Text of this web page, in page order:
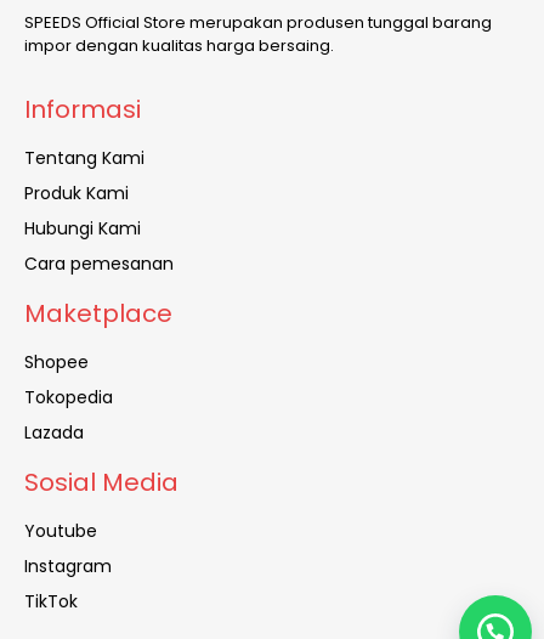
SPEEDS Official Store merupakan produsen tunggal barang
impor dengan kualitas harga bersaing.
Informasi
Tentang Kami
Produk Kami
Hubungi Kami
Cara pemesanan
Maketplace
Shopee
Tokopedia
Lazada
Sosial Media
Youtube
Instagram
TikTok